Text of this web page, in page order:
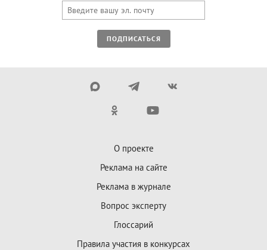
ПОДПИСАТЬСЯ
О проекте
Реклама на сайте
Реклама в журнале
Вопрос эксперту
Глоссарий
Правила участия в конкурсах